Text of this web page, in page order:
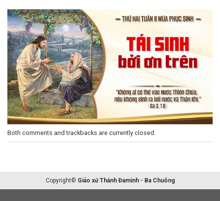
Both comments and trackbacks are currently closed.
Copyright© Giáo xứ Thánh Đaminh - Ba Chuông